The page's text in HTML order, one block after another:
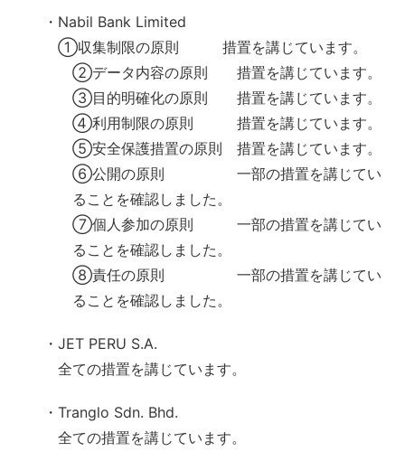
・Nabil Bank Limited
①収集制限の原則 措置を講じています。
②データ内容の原則 措置を講じています。
③目的明確化の原則 措置を講じています。
④利用制限の原則 措置を講じています。
⑤安全保護措置の原則 措置を講じています。
⑥公開の原則 一部の措置を講じてい
ることを確認しました。
⑦個人参加の原則 一部の措置を講じてい
ることを確認しました。
⑧責任の原則 一部の措置を講じてい
ることを確認しました。
・JET PERU S.A.
全ての措置を講じています。
・Tranglo Sdn. Bhd.
全ての措置を講じています。